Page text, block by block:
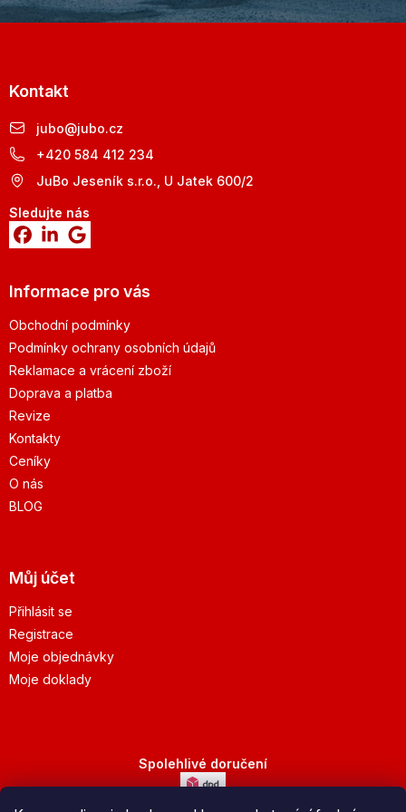
Kontakt
jubo@jubo.cz
+420 584 412 234
JuBo Jeseník s.r.o., U Jatek 600/2
Sledujte nás
Informace pro vás
Obchodní podmínky
Podmínky ochrany osobních údajů
Reklamace a vrácení zboží
Doprava a platba
Revize
Kontakty
Ceníky
O nás
BLOG
Můj účet
Přihlásit se
Registrace
Moje objednávky
Moje doklady
Spolehlivé doručení